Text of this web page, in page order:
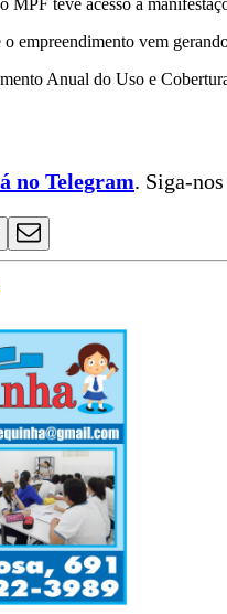
MPF teve acesso a
empreendimento vem
Anual do Uso e
no Telegram. Siga-